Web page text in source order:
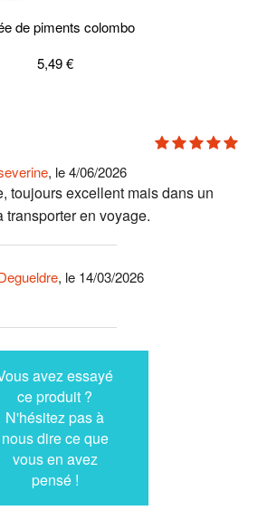
de piments colombo
5,49 €
, le 4/06/2026
toujours excellent mais dans un
transporter en voyage.
, le 14/03/2026
avez essayé
ce produit ?
N'hésitez pas à
nous dire ce que
vous en avez
pensé !